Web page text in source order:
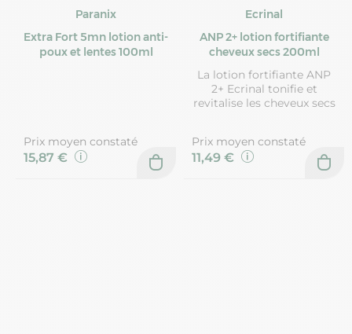
Paranix
Extra Fort 5mn lotion anti-
poux et lentes 100ml
Prix moyen constaté
15,87 €
Ecrinal
ANP 2+ lotion fortifiante
cheveux secs 200ml
La lotion fortifiante ANP
2+ Ecrinal tonifie et
revitalise les cheveux secs
Prix moyen constaté
11,49 €